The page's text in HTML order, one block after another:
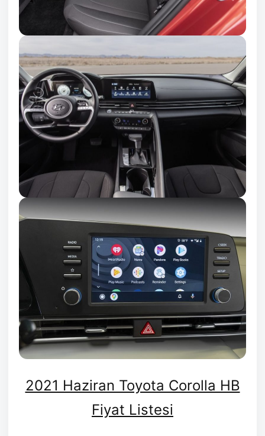
2021 Haziran Toyota Corolla HB
Fiyat Listesi